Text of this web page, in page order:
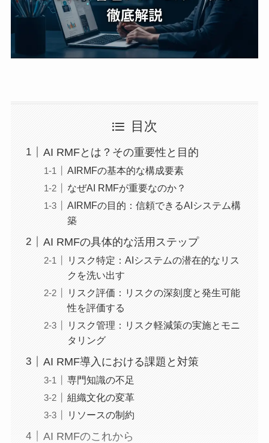
目次
AI RMFとは？その重要性と目的
AIRMFの基本的な構成要素
なぜAI RMFが重要なのか？
AIRMFの目的：信頼できるAIシステム構
築
AI RMFの具体的な活用ステップ
リスク特定：AIシステムの潜在的なリス
クを洗い出す
リスク評価：リスクの深刻度と発生可能
性を評価する
リスク管理：リスク軽減策の実施とモニ
タリング
AI RMF導入における課題と対策
専門知識の不足
組織文化の変革
リソースの制約
AI RMFのこれから